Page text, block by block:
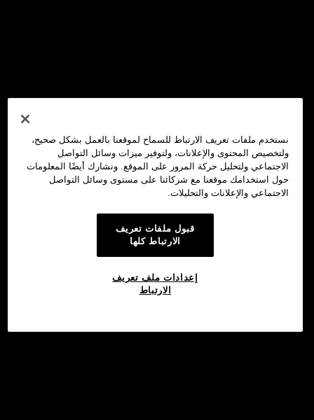
نستخدم ملفات تعريف الارتباط للسماح لموقعنا بالعمل بشكل صحيح،
ولتخصيص المحتوى والإعلانات، ولتوفير ميزات وسائل التواصل
الاجتماعي ولتحليل حركة المرور على الموقع. ونشارك أيضًا المعلومات
حول استخدامك موقعنا مع شركائنا على مستوى وسائل التواصل
الاجتماعي والإعلانات والتحليلات.
قبول ملفات تعريف
الارتباط كلها
إعدادات ملف تعريف
الارتباط